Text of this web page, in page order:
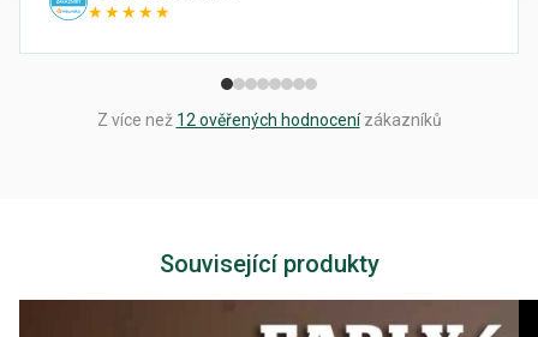
★★★★★
Z více než 12 ověřených hodnocenízákazníků
Související produkty